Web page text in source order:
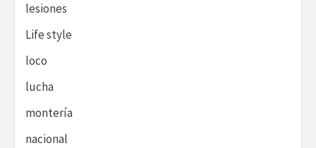
lesiones
Life style
loco
lucha
montería
nacional